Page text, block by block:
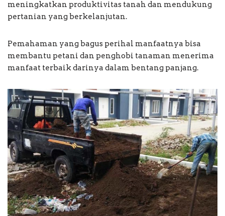
meningkatkan produktivitas tanah dan mendukung
pertanian yang berkelanjutan.
Pemahaman yang bagus perihal manfaatnya bisa
membantu petani dan penghobi tanaman menerima
manfaat terbaik darinya dalam bentang panjang.